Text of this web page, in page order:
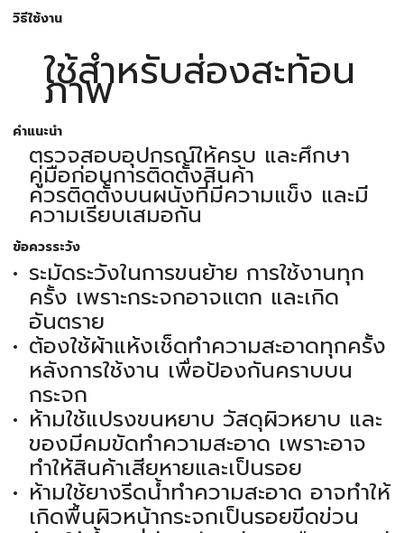
วิธีใช้งาน
ใช้สำหรับส่องสะท้อน
ภาพ
คำแนะนำ
ตรวจสอบอุปกรณ์ให้ครบ และศึกษา
คู่มือก่อนการติดตั้งสินค้า
ควรติดตั้งบนผนังที่มีความแข็ง และมี
ความเรียบเสมอกัน
ข้อควรระวัง
ระมัดระวังในการขนย้าย การใช้งานทุก
ครั้ง เพราะกระจกอาจแตก และเกิด
อันตราย
ต้องใช้ผ้าแห้งเช็ดทำความสะอาดทุกครั้ง
หลังการใช้งาน เพื่อป้องกันคราบบน
กระจก
ห้ามใช้แปรงขนหยาบ วัสดุผิวหยาบ และ
ของมีคมขัดทำความสะอาด เพราะอาจ
ทำให้สินค้าเสียหายและเป็นรอย
ห้ามใช้ยางรีดน้ำทำความสะอาด อาจทำให้
เกิดพื้นผิวหน้ากระจกเป็นรอยขีดข่วน